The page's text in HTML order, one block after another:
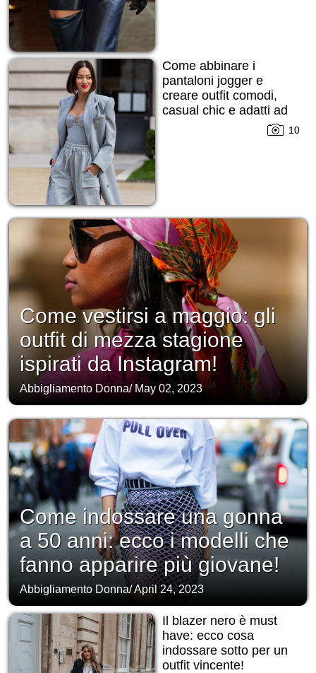
Come abbinare i
pantaloni jogger e
creare outfit comodi,
casual chic e adatti ad
10
Come vestirsi a maggio: gli
outfit di mezza stagione
ispirati da Instagram!
Abbigliamento Donna/ May 02, 2023
Come indossare una gonna
a 50 anni: ecco i modelli che
fanno apparire più giovane!
Abbigliamento Donna/April 24, 2023
Il blazer nero è must
have: ecco cosa
indossare sotto per un
outfit vincente!